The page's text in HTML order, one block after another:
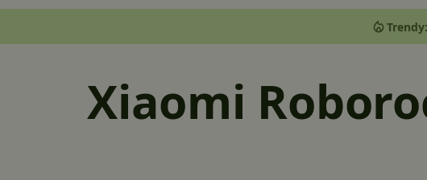
Trendy:
Xiaomi